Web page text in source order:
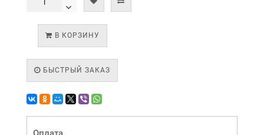
В КОРЗИНУ
БЫСТРЫЙ ЗАКАЗ